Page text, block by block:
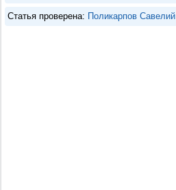
Статья проверена: Поликарпов Савелий